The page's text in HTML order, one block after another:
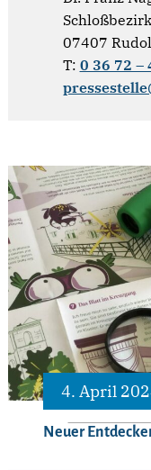
07407
T: 0 36 72 –
4. April
Neuer